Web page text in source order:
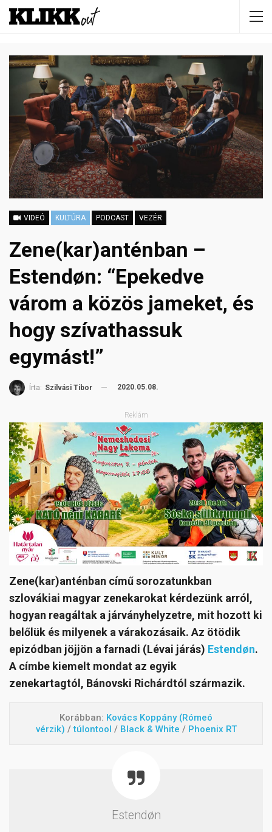
VIDEÓ KULTÚRA PODCAST VEZÉR
Zene(kar)anténban –
Estendøn: “Epekedve
várom a közös jameket, és
hogy szívathassuk
egymást!”
Írta: Szilvási Tibor 2020.05.08.
Reklám
Zene(kar)anténban című sorozatunkban
szlovákiai magyar zenekarokat kérdezünk arról,
hogyan reagáltak a járványhelyzetre, mit hozott ki
belőlük és milyenek a várakozásaik. Az ötödik
epizódban jöjjön a farnadi (Lévai járás) Estendøn.
A címbe kiemelt mondat az egyik
zenekartagtól, Bánovski Richárdtól származik.
Korábban: Kovács Koppány (Rómeó
vérzik) /túlontool / Black & White / Phoenix RT
Estendøn